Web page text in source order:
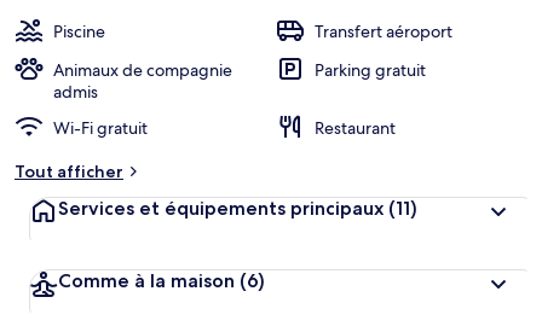
Piscine
Transfert aéroport
Animaux de compagnie
admis
Parking gratuit
Wi-Fi gratuit
Restaurant
Tout afficher
Services et équipements principaux (11)
Comme à la maison (6)